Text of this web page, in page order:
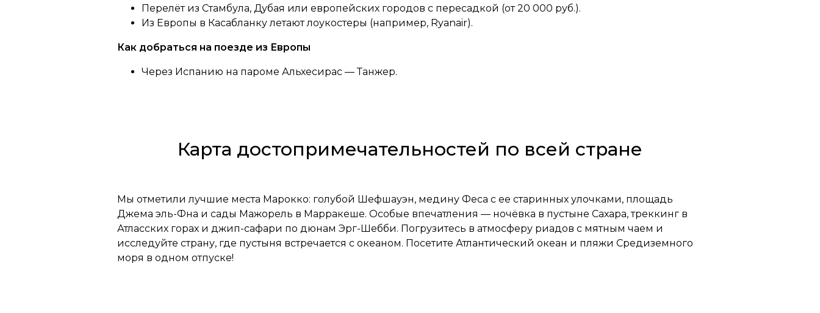
Перелёт из Стамбула, Дубая или европейских городов с пересадкой (от 20 000 руб.).
Из Европы в Касабланку летают лоукостеры (например, Ryanair).
Как добраться на поезде из Европы
Через Испанию на пароме Альхесирас — Танжер.
Карта достопримечательностей по всей стране
Мы отметили лучшие места Марокко: голубой Шефшауэн, медину Феса с ее старинных улочками, площадь
Джема эль-Фна и сады Мажорель в Марракеше. Особые впечатления — ночёвка в пустыне Сахара, треккинг в
Атласских горах и джип-сафари по дюнам Эрг-Шебби. Погрузитесь в атмосферу риадов с мятным чаем и
исследуйте страну, где пустыня встречается с океаном. Посетите Атлантический океан и пляжи Средиземного
моря в одном отпуске!